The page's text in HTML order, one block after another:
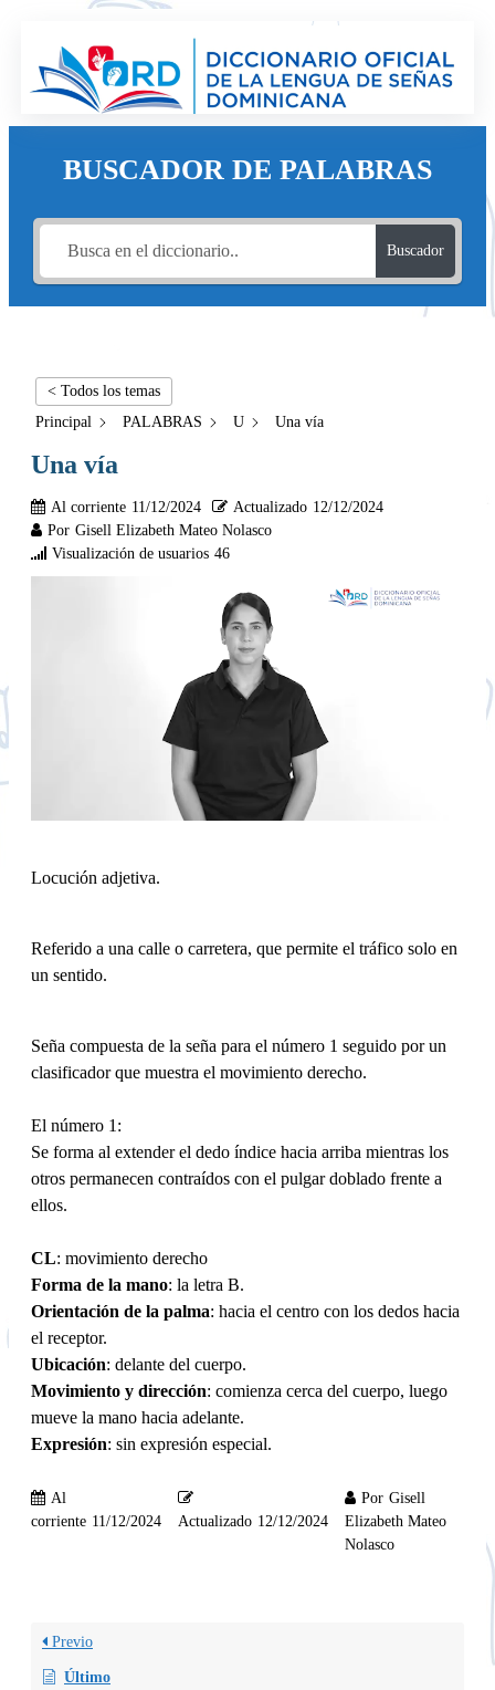
BUSCADOR DE PALABRAS
Buscador
< Todos los temas
Principal
PALABRAS U Una vía
Una vía
Al corriente 11/12/2024 Actualizado 12/12/2024
Por Gisell Elizabeth Mateo Nolasco
Visualización de usuarios 46
Locución adjetiva.
Referido a una calle o carretera, que permite el tráfico solo en
un sentido.
Seña compuesta de la seña para el número 1 seguido por un
clasificador que muestra el movimiento derecho.
El número 1:
Se forma al extender el dedo índice hacia arriba mientras los
otros permanecen contraídos con el pulgar doblado frente a
ellos.
CL: movimiento derecho
Forma de la mano: la letra B.
Orientación de la palma: hacia el centro con los dedos hacia
el receptor.
Ubicación: delante del cuerpo.
Movimiento y dirección: comienza cerca del cuerpo, luego
mueve la mano hacia adelante.
Expresión: sin expresión especial.
Al
corriente 11/12/2024 Actualizado 12/12/2024
Por Gisell
Elizabeth Mateo
Nolasco
Previo
Último